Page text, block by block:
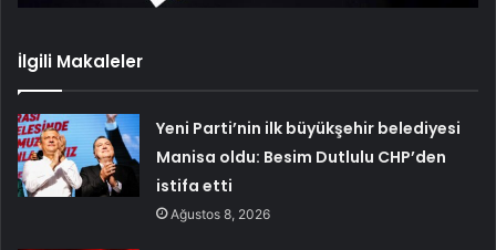
İlgili Makaleler
Yeni Parti’nin ilk büyükşehir belediyesi
Manisa oldu: Besim Dutlulu CHP’den
istifa etti
Ağustos 8, 2026